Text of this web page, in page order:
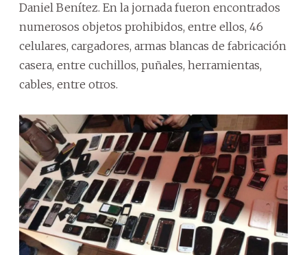
Daniel Benítez. En la jornada fueron encontrados
numerosos objetos prohibidos, entre ellos, 46
celulares, cargadores, armas blancas de fabricación
casera, entre cuchillos, puñales, herramientas,
cables, entre otros.